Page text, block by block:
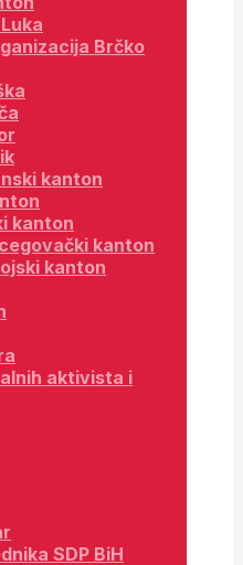
Brčko
kanton
kanton
kanton
kanton
aktivista i
SDP BiH